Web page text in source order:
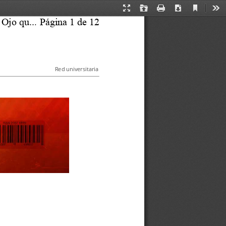
Presentation
Open Print Download
Current
Red universitaria
Página 1 de 12
qu